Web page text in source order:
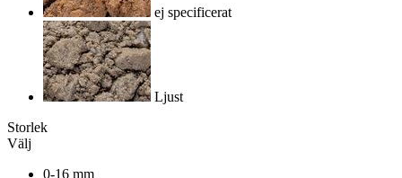
ej specificerat
Ljust
Storlek
Välj
0-16 mm